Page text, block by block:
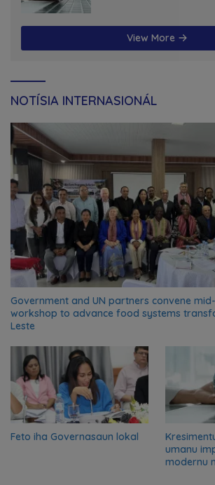
View More
NOTÍSIA INTERNASIONÁL
Government and UN partners convene
workshop to advance food systems
Leste
Feto iha Governasaun lokal
umanu
modernu